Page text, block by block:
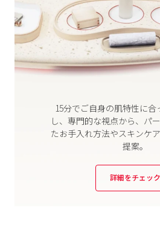
15分でご自身の肌特性に
し、 専門的な視点から、パ
たお手入れ方法やスキンケ
提案。
詳細をチェック